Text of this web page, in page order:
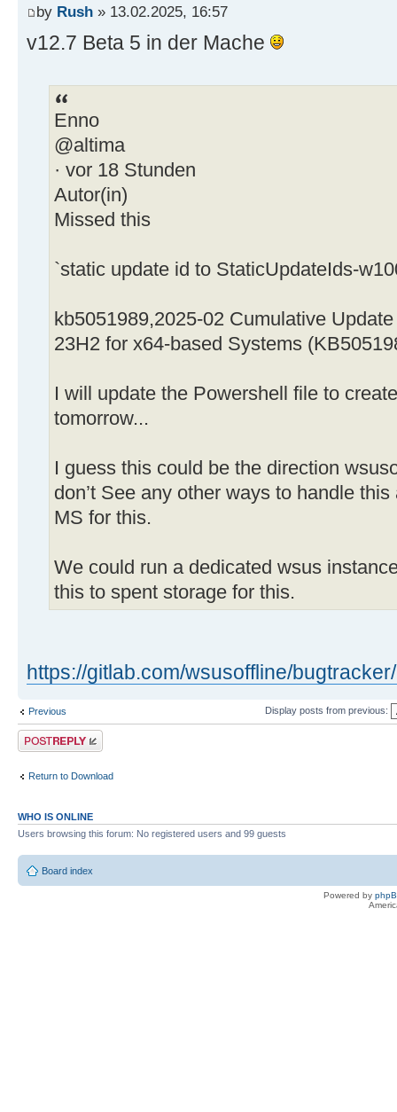
by Rush » 13.02.2025, 16:57
v12.7 Beta 5 in der Mache
Enno
@altima
· vor 18 Stunden
Autor(in)
Missed this
`static update id to StaticUpdateIds-
kb5051989,2025-02 Cumulative
23H2 for x64-based Systems
I will update the Powershell file to
tomorrow...
I guess this could be the direction
don’t See any other ways to handle
MS for this.
We could run a dedicated wsus
this to spent storage for this.
https://gitlab.com/wsusoffline/
Previous Display posts from previous:
Post a reply
Return to Download
WHO IS ONLINE
Users browsing this forum: No registered users and 99 guests
Board index
Powered by